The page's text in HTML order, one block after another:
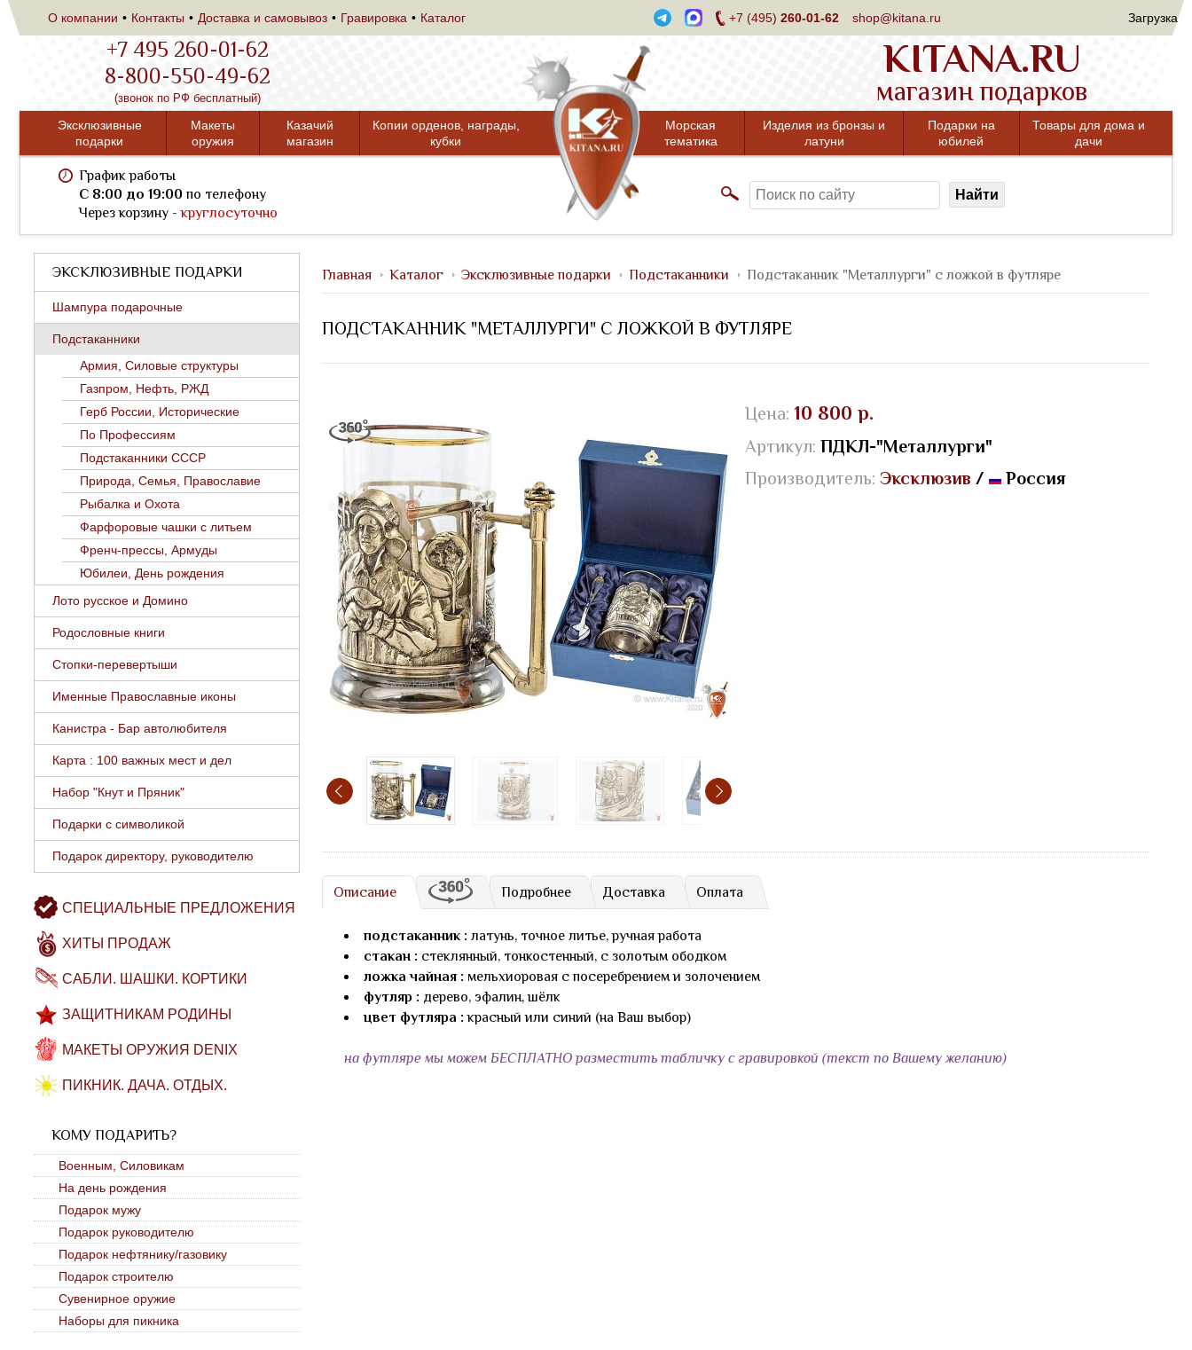
О компании Контакты Доставка и самовывоз Гравировка Каталог +7 (495) 260-01-62 shop@kitana.ru Загрузка
+7 495 260-01-62
8-800-550-49-62
(звонок по РФ бесплатный)
KITANA.RU
магазин подарков
Эксклюзивные
подарки
Макеты
оружия
Казачий
магазин
Копии орденов, награды,
кубки
Морская
тематика
Изделия из бронзы и
латуни
Подарки на
юбилей
Товары для дома и
дачи
График работы
C 8:00 до 19:00по телефону
Через корзину -круглосуточно
Найти
ЭКСКЛЮЗИВНЫЕ ПОДАРКИ
Шампура подарочные
Подстаканники
Армия, Силовые структуры
Газпром, Нефть, РЖД
Герб России, Исторические
По Профессиям
Подстаканники СССР
Природа, Семья, Православие
Рыбалка и Охота
Фарфоровые чашки с литьем
Френч-прессы, Армуды
Юбилеи, День рождения
Лото русское и Домино
Родословные книги
Стопки-перевертыши
Именные Православные иконы
Канистра - Бар автолюбителя
Карта : 100 важных мест и дел
Набор "Кнут и Пряник"
Подарки с символикой
Подарок директору, руководителю
СПЕЦИАЛЬНЫЕ ПРЕДЛОЖЕНИЯ
ХИТЫ ПРОДАЖ
САБЛИ. ШАШКИ. КОРТИКИ
ЗАЩИТНИКАМ РОДИНЫ
МАКЕТЫ ОРУЖИЯ DENIX
ПИКНИК. ДАЧА. ОТДЫХ.
КОМУ ПОДАРИТЬ?
Военным, Силовикам
На день рождения
Подарок мужу
Подарок руководителю
Подарок нефтянику/газовику
Подарок строителю
Сувенирное оружие
Наборы для пикника
Главная Каталог Эксклюзивные подарки Подстаканники Подстаканник "Металлурги" с ложкой в футляре
ПОДСТАКАННИК "МЕТАЛЛУРГИ" С ЛОЖКОЙ В ФУТЛЯРЕ
Цена: 10 800 р.
Артикул: ПДКЛ-"Металлурги"
Производитель: Эксклюзив / Россия
Описание Подробнее Доставка Оплата
подстаканник : латунь, точное литье, ручная работа
стакан : стеклянный, тонкостенный, с золотым ободком
ложка чайная : мельхиоровая с посеребрением и золочением
футляр : дерево, эфалин, шёлк
цвет футляра : красный или синий (на Ваш выбор)
на футляре мы можем БЕСПЛАТНО разместить табличку с гравировкой (текст по Вашему желанию)